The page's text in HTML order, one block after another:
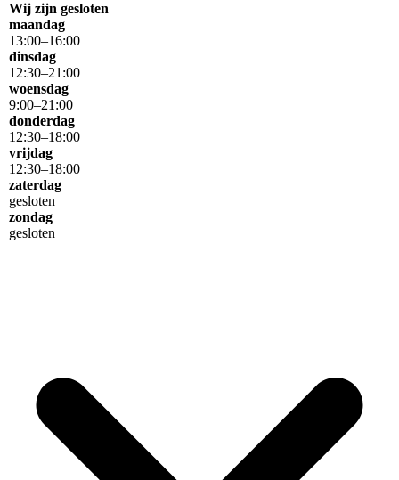
Wij zijn gesloten
maandag
13:00–16:00
dinsdag
12:30–21 :00
woensdag
9:00–21 :00
donderdag
12:30–18:00
vrijdag
12:30–18:00
zaterdag
gesloten
zondag
gesloten